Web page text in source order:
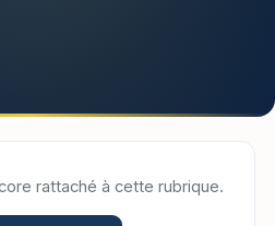
rattaché à cette rubrique.